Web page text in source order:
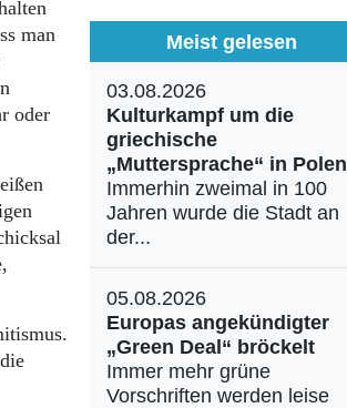
man
oder
Meist gelesen
03.08.2026
Kulturkampf um die
griechische
„Muttersprache“ in Polen
Immerhin zweimal in 100
Jahren wurde die Stadt an
der...
05.08.2026
Europas angekündigter
„Green Deal“ bröckelt
Immer mehr grüne
Vorschriften werden leise